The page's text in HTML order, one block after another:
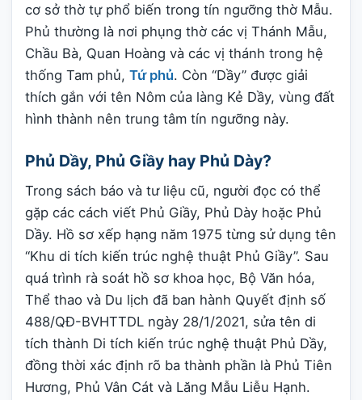
cơ sở thờ tự phổ biến trong tín ngưỡng thờ Mẫu.
Phủ thường là nơi phụng thờ các vị Thánh Mẫu,
Chầu Bà, Quan Hoàng và các vị thánh trong hệ
thống Tam phủ, Tứ phủ. Còn “Dầy” được giải
thích gắn với tên Nôm của làng Kẻ Dầy, vùng đất
hình thành nên trung tâm tín ngưỡng này.
Phủ Dầy, Phủ Giầy hay Phủ Dày?
Trong sách báo và tư liệu cũ, người đọc có thể
gặp các cách viết Phủ Giầy, Phủ Dày hoặc Phủ
Dầy. Hồ sơ xếp hạng năm 1975 từng sử dụng tên
“Khu di tích kiến trúc nghệ thuật Phủ Giầy”. Sau
quá trình rà soát hồ sơ khoa học, Bộ Văn hóa,
Thể thao và Du lịch đã ban hành Quyết định số
488/QĐ-BVHTTDL ngày 28/1/2021, sửa tên di
tích thành Di tích kiến trúc nghệ thuật Phủ Dầy,
đồng thời xác định rõ ba thành phần là Phủ Tiên
Hương, Phủ Vân Cát và Lăng Mẫu Liễu Hạnh.